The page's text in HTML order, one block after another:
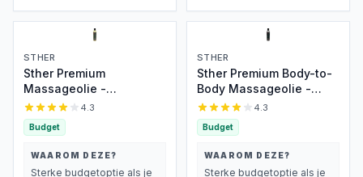
STHER
Sther Premium
Massageolie -
Sandalwood
(Sandelhout) - 250ml -
Natuurlijk Glijmiddel op
Oliebasis - Met
4.3
Budget
WAAROM DEZE?
Sterke budgetoptie als je
STHER
Sther Premium Body-to-
Body Massageolie -
250ml - Extreme
Gladheid -
Hypoallergeen -
Onbeperkt Glijvermogen
4.3
Budget
WAAROM DEZE?
Sterke budgetoptie als je